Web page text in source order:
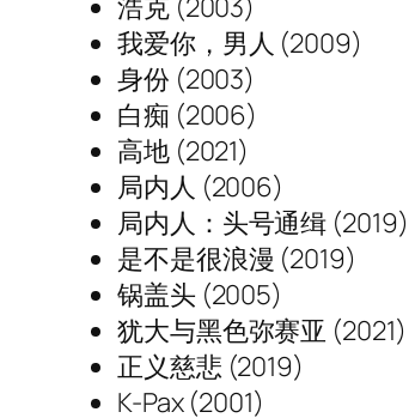
浩克 (2003)
我爱你，男人 (2009)
身份 (2003)
白痴 (2006)
高地 (2021)
局内人 (2006)
局内人：头号通缉 (2019)
是不是很浪漫 (2019)
锅盖头 (2005)
犹大与黑色弥赛亚 (2021)
正义慈悲 (2019)
K-Pax (2001)